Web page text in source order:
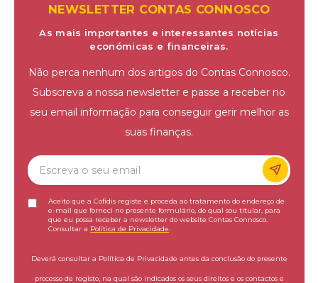
NEWSLETTER CONTAS CONNOSCO
As mais importantes e interessantes notícias
económicas e financeiras.
Não perca nenhum dos artigos do Contas Connosco.
Subscreva a nossa newsletter e passe a receber no
seu email informação para conseguir gerir melhor as
suas finanças.
Aceito que a Cofidis registe e proceda ao tratamento do endereço de
e-mail que forneci no presente formulário, do qual sou titular, para
que eu possa receber a newsletter do website Contas Connosco.
Consultar a Política de Privacidade
Deverá consultar a Política de Privacidade antes da conclusão do presente
processo de registo, na qual são indicados os seus direitos e os contactos e